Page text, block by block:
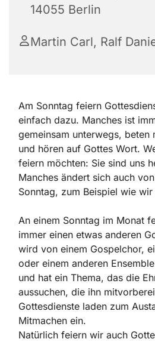
14055 Berlin
Martin Carl, Ralf
Am Sonntag feiern
einfach dazu. Manches ist
gemeinsam unterwegs, beten
und hören auf Gottes Wort.
feiern möchten: Sie sind uns
Manches ändert sich auch
Sonntag, zum Beispiel wie
An einem Sonntag im Monat
immer einen etwas anderen
wird von einem Gospelchor,
oder einem anderen
und hat ein Thema, das die
aussuchen, die ihn
Gottesdienste laden zum
Mitmachen ein.
Natürlich feiern wir auch